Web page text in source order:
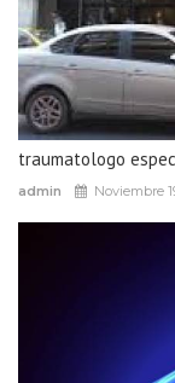
traumatologo
admin Noviembre